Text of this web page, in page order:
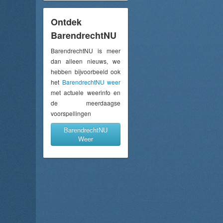
Ontdek
BarendrechtNU
BarendrechtNU is meer
dan alleen nieuws, we
hebben bijvoorbeeld ook
het BarendrechtNU weer
met actuele weerinfo en
de meerdaagse
voorspellingen
BarendrechtNU
Weer